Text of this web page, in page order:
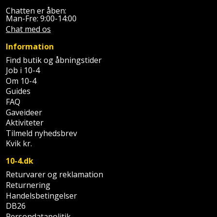
Soldater
støtte
og
teleskopstøtte
Stålbørste
Stemmejern
Stige
Stillads
Tænger
Tagpapbrænder
Tapetværktøj
Mejselhammer
Multicutter
Multicuttertilbehør
Multisliber
Nedbrydningshammer
Overfræser
Overfræsertilbehør
Polermaskine
Rillefræser
Presenning
Redskabsskur
Rengøring
Shelter
Sikkerhed
i
hjemmet
Skadedyrsbekæmpelse
Skraldespandsskjuler
Skydelåge
Chatten er åben:
Man-Fre: 9:00-14:00
Chat med os
Information
Find butik og åbningstider
Job i 10-4
Om 10-4
Guides
FAQ
Gaveideer
Aktiviteter
Tilmeld nyhedsbrev
Kvik kr.
10-4.dk
Returvarer og reklamation
Returnering
Handelsbetingelser
DB26